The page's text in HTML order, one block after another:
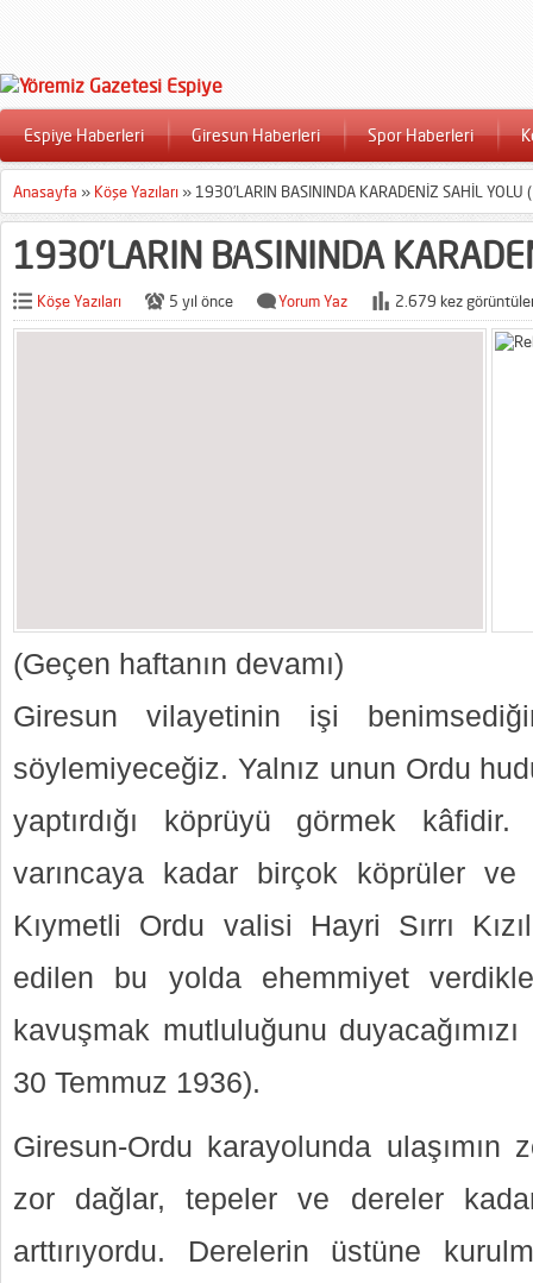
Espiye Haberleri Giresun Haberleri Spor Haberleri
Anasayfa » Köşe Yazıları » 1930’LARIN BASININDA KARADENİZ SAHİL YOLU
1930’LARIN BASININDA
Köşe Yazıları 5 yıl önce Yorum Yaz 2.679 kez
(Geçen haftanın devamı)
Giresun vilayetinin işi
söylemiyeceğiz. Yalnız unun Ordu
yaptırdığı köprüyü görmek
varıncaya kadar birçok köprüler ve
Kıymetli Ordu valisi Hayri Sırrı
edilen bu yolda ehemmiyet
kavuşmak mutluluğunu
30 Temmuz 1936).
Giresun-Ordu karayolunda ulaşımın
zor dağlar, tepeler ve dereler
arttırıyordu. Derelerin üstüne